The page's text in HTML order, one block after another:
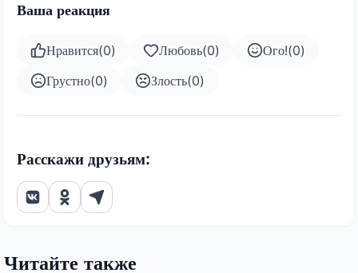
Ваша реакция
Нравится(0) Любовь(0) Ого!(0)
Грустно(0) Злость(0)
Расскажи друзьям:
Читайте также